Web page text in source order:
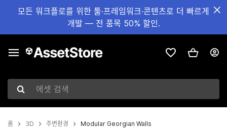
모든 워크플로를 위한 툴·프레임워크·콘텐츠로 더 빠르게
개발 — 전 품목 50% 할인.
에셋 검색
홈 3D 주변환경 Modular Georgian Walls